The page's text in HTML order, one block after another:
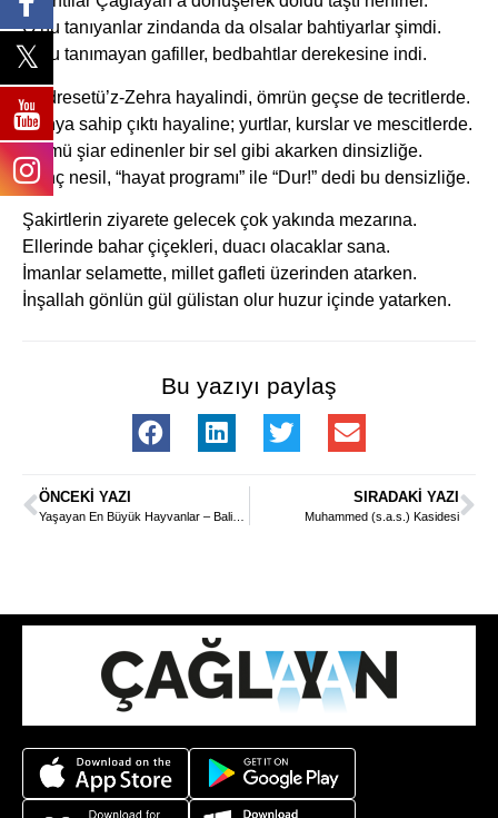
O’nu tanıyanlar zindanda da olsalar bahtiyarlar şimdi.
O’nu tanımayan gafiller, bedbahtlar derekesine indi.
Medresetü’z-Zehra hayalindi, ömrün geçse de tecritlerde.
Dünya sahip çıktı hayaline; yurtlar, kurslar ve mescitlerde.
Zulmü şiar edinenler bir sel gibi akarken dinsizliğe.
Genç nesil, “hayat programı” ile “Dur!” dedi bu densizliğe.
Şakirtlerin ziyarete gelecek çok yakında mezarına.
Ellerinde bahar çiçekleri, duacı olacaklar sana.
İmanlar selamette, millet gafleti üzerinden atarken.
İnşallah gönlün gül gülistan olur huzur içinde yatarken.
Bu yazıyı paylaş
ÖNCEKI YAZI SIRADAKI YAZI
Muhammed (s.a.s.) Kasidesi